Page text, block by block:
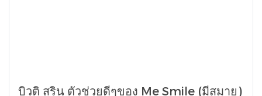
บิวติ สริน ตัวช่วยดีๆของ Me Smile (มีสมาย)